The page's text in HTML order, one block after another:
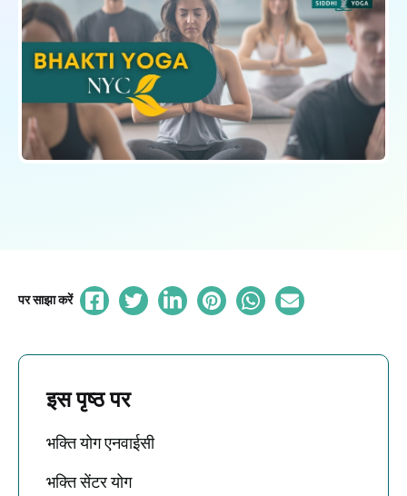
पर साझा करें
इस पृष्ठ पर
भक्ति योग एनवाईसी
भक्ति सेंटर योग